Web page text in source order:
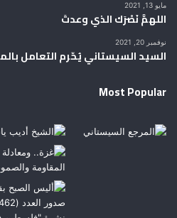
مايو 13, 2021
اللهمَّ نَصْرَك الذي وعدتَ
نوفمبر 20, 2021
السيد السيستاني يُحّرم التعامل
Most Popular